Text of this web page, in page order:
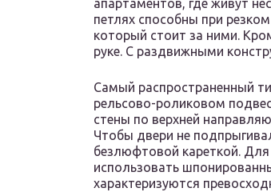
апартаментов, где живут
петлях способны при
который стоит за ними.
руке. С раздвижными
Самый распространенный
рельсово-роликовом
стены по верхней
Чтобы двери не
безлюфтовой кареткой.
использовать
характеризуются